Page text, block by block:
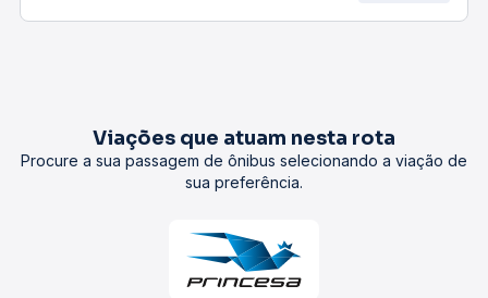
Viações que atuam nesta rota
Procure a sua passagem de ônibus selecionando a viação de
sua preferência.